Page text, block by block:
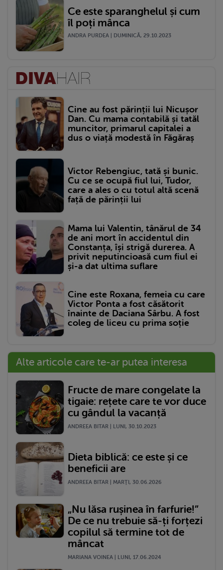
Ce este sparanghelul și cum
îl poți mânca
ANDRA PURDEA | DUMINICĂ, 29.10.2023
Cine au fost părinții lui Nicușor
Dan. Cu mama contabilă și tatăl
muncitor, primarul capitalei a
dus o viață modestă în Făgăraș
Victor Rebengiuc, tată și bunic.
Cu ce se ocupă fiul lui, Tudor,
care a ales o cu totul altă scenă
față de părinții lui
Mama lui Valentin, tânărul de 34
de ani mort în accidentul din
Constanța, își strigă durerea. A
privit neputincioasă cum fiul ei
și-a dat ultima suflare
Cine este Roxana, femeia cu care
Victor Ponta a fost căsătorit
înainte de Daciana Sârbu. A fost
coleg de liceu cu prima soție
Alte articole care te-ar putea interesa
Fructe de mare congelate la
tigaie: rețete care te vor duce
cu gândul la vacanță
ANDREEA BITAR | LUNI, 30.10.2023
Dieta biblică: ce este și ce
beneficii are
ANDREEA BITAR | MARŢI, 30.06.2026
„Nu lăsa rușinea în farfurie!”
De ce nu trebuie să-ți forțezi
copilul să termine tot de
mâncat
MARIANA VOINEA | LUNI, 17.06.2024